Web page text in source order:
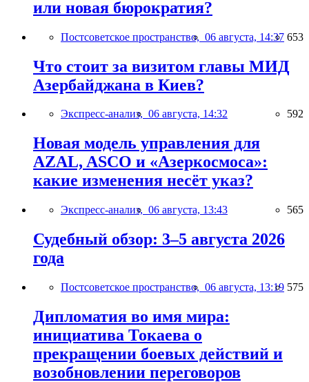
или новая бюрократия?
Постсоветское пространство, 06 августа, 14:37 653
Что стоит за визитом главы МИД
Азербайджана в Киев?
Экспресс-анализ, 06 августа, 14:32 592
Новая модель управления для
AZAL, ASCO и «Азеркосмоса»:
какие изменения несёт указ?
Экспресс-анализ, 06 августа, 13:43 565
Судебный обзор: 3–5 августа 2026
года
Постсоветское пространство, 06 августа, 13:19 575
Дипломатия во имя мира:
инициатива Токаева о
прекращении боевых действий и
возобновлении переговоров